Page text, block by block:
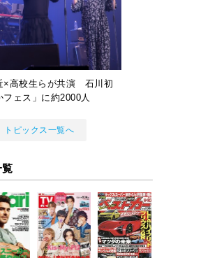
×高校生らが共演 石川初
フェス」に約2000人
トピックス一覧へ